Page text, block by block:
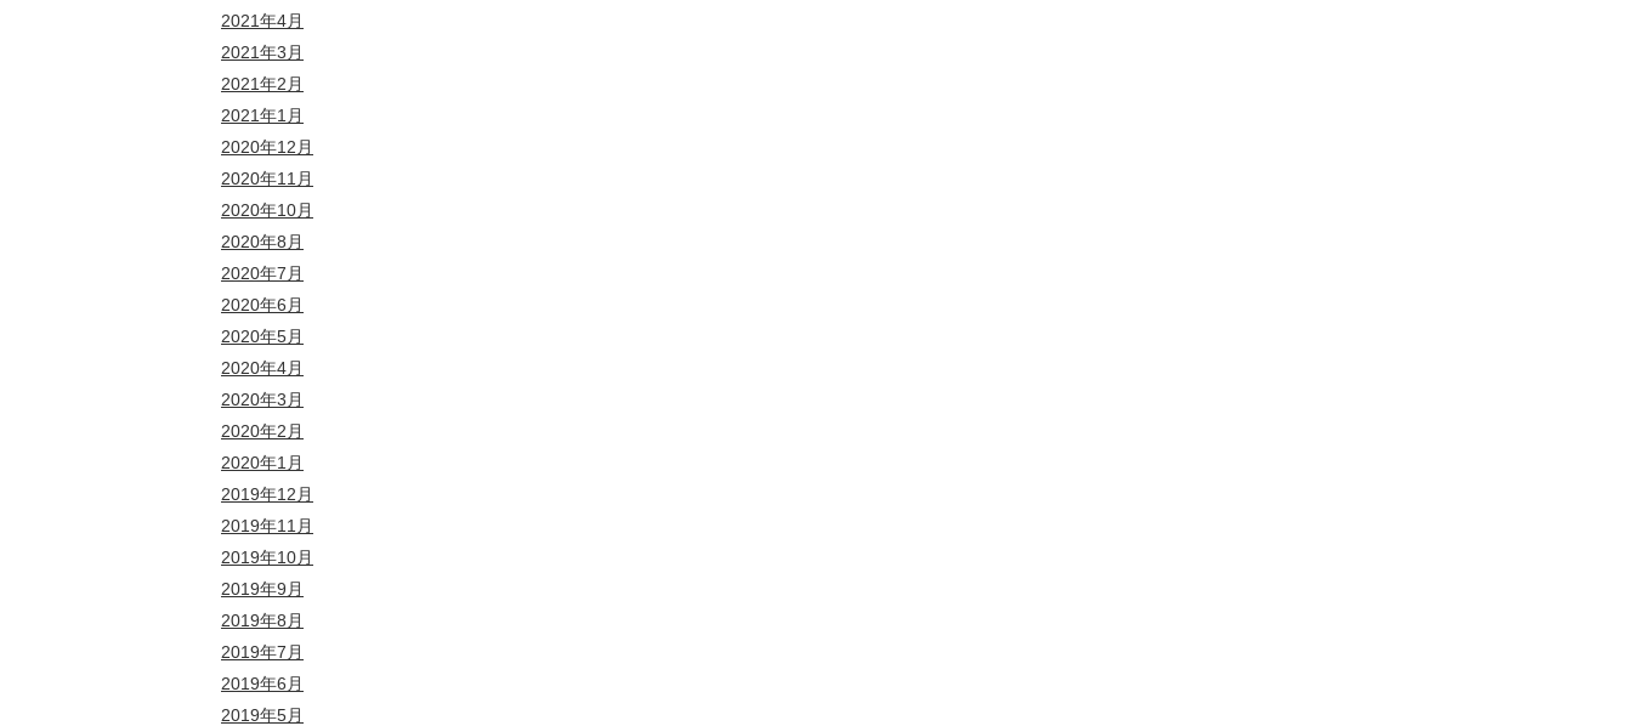
2021年4月
2021年3月
2021年2月
2021年1月
2020年12月
2020年11月
2020年10月
2020年8月
2020年7月
2020年6月
2020年5月
2020年4月
2020年3月
2020年2月
2020年1月
2019年12月
2019年11月
2019年10月
2019年9月
2019年8月
2019年7月
2019年6月
2019年5月